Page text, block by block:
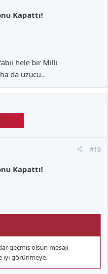
Kapattı!
hele bir Milli
da üzücü..
#19
Kapattı!
geçmiş olsun mesajı
iyi görünmeye.